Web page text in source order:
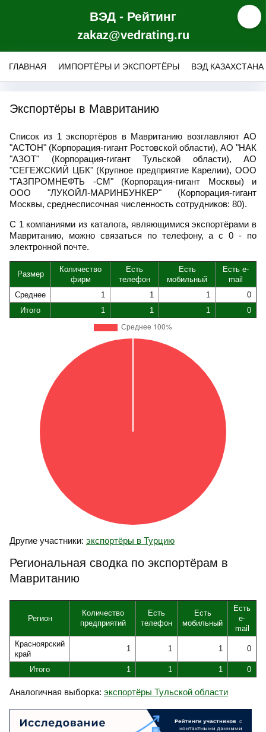
ВЭД - Рейтинг
zakaz@vedrating.ru
ГЛАВНАЯ ИМПОРТЁРЫ И ЭКСПОРТЁРЫ ВЭД КАЗАХСТАНА
Экспортёры в Мавританию
Список из 1 экспортёров в Мавританию возглавляют АО
"АСТОН" (Корпорация-гигант Ростовской области), АО "НАК
"АЗОТ" (Корпорация-гигант Тульской области), АО
"СЕГЕЖСКИЙ ЦБК" (Крупное предприятие Карелии), ООО
"ГАЗПРОМНЕФТЬ -СМ" (Корпорация-гигант Москвы) и
ООО "ЛУКОЙЛ-МАРИНБУНКЕР" (Корпорация-гигант
Москвы, среднесписочная численность сотрудников: 80).
С 1 компаниями из каталога, являющимися экспортёрами в
Мавританию, можно связаться по телефону, а с 0 - по
электронной почте.
Размер
Количество
фирм
Есть
телефон
Есть
мобильный
Есть e-
mail
Среднее
1 1 1
0
Итого
1 1 1 0
Другие участники: экспортёры в Турцию
Региональная сводка по экспортёрам в
Мавританию
Регион
Количество
предприятий
Есть
телефон
Есть
мобильный
Есть
e-
mail
Красноярский
край
1 1 1 0
Итого 1 1 1 0
Аналогичная выборка: экспортёры Тульской области